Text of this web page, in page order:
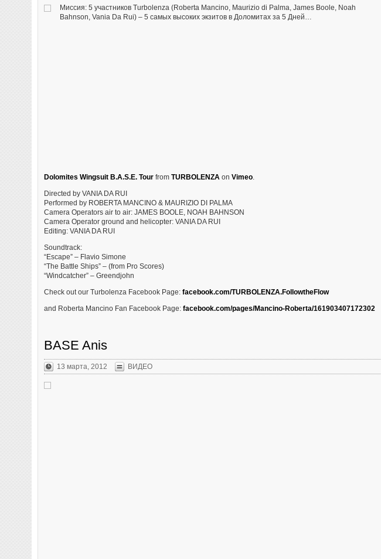
Миссия: 5 участников Turbolenza (Roberta Mancino, Maurizio di Palma, James Boole, Noah
Bahnson, Vania Da Rui) – 5 самых высоких экзитов в Доломитах за 5 Дней…
Dolomites Wingsuit B.A.S.E. Tourfrom TURBOLENZAon Vimeo.
Directed by VANIA DA RUI
Performed by ROBERTA MANCINO & MAURIZIO DI PALMA
Camera Operators air to air: JAMES BOOLE, NOAH BAHNSON
Camera Operator ground and helicopter: VANIA DA RUI
Editing: VANIA DA RUI
Soundtrack:
“Escape” – Flavio Simone
“The Battle Ships” – (from Pro Scores)
“Windcatcher” – Greendjohn
Check out our Turbolenza Facebook Page: facebook.com/TURBOLENZA.FollowtheFlow
and Roberta Mancino Fan Facebook Page: facebook.com/pages/Mancino-Roberta/161903407172302
BASE Anis
13 марта, 2012 ВИДЕО